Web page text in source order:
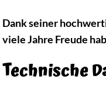
Dank seiner
viele Jahre Freude
Technische